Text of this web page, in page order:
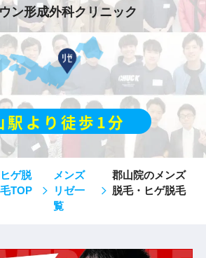
ン形成外科クリニック
駅より徒歩1分
ヒゲ脱
毛TOP
メンズ
リゼ一
覧
郡山院のメンズ
脱毛・ヒゲ脱毛